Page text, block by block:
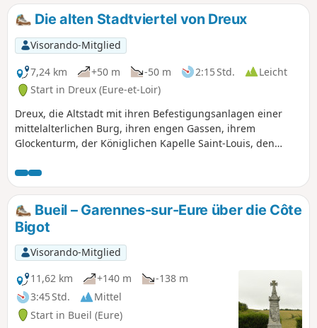
Die alten Stadtviertel von Dreux
Visorando-Mitglied
7,24 km
+50 m -50 m 2:15 Std.
Leicht
Start in Dreux (Eure-et-Loir)
Dreux, die Altstadt mit ihren Befestigungsanlagen einer
mittelalterlichen Burg, ihren engen Gassen, ihrem
Glockenturm, der Königlichen Kapelle Saint-Louis, den
vergessen ihren Weinbergen usw. bietet alles, was man für
einen schönen Tag mit der Familie braucht.
Bueil – Garennes-sur-Eure über die Côte
Bigot
Visorando-Mitglied
11,62 km
+140 m
-138 m
3:45 Std.
Mittel
Start in Bueil (Eure)